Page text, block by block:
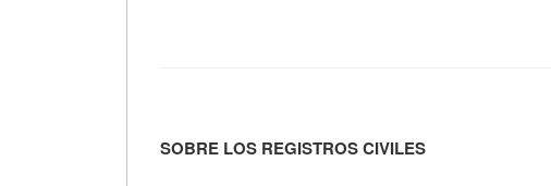
SOBRE LOS REGISTROS CIVILES